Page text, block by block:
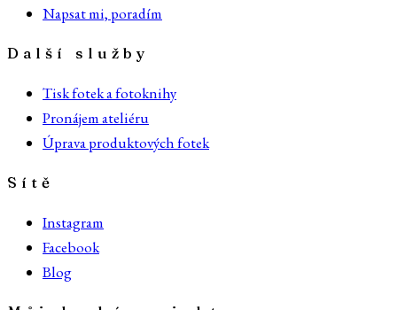
Napsat mi, poradím
Další služby
Tisk fotek a fotoknihy
Pronájem ateliéru
Úprava produktových fotek
Sítě
Instagram
Facebook
Blog